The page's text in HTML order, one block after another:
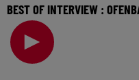
BEST OF INTERVIEW :
Révélés par Radio FG en
présenteront leur nouveau